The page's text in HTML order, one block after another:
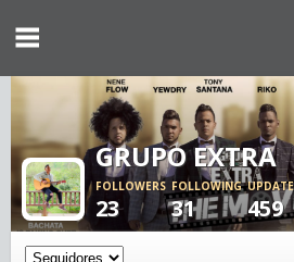
GRUPO EXTRA
FOLLOWERS
23
FOLLOWING
31 459